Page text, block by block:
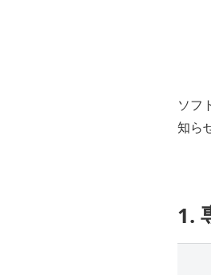
ソフ
知ら
1.